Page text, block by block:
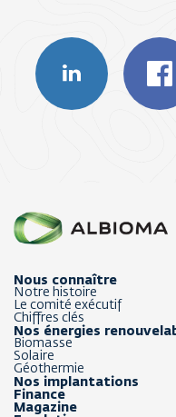
Nous connaître
Notre histoire
Le comité exécutif
Chiffres clés
Nos énergies
Biomasse
Solaire
Géothermie
Nos implantations
Finance
Magazine